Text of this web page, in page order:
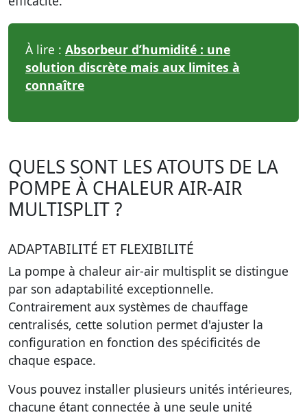
À lire : Absorbeur d’humidité : une
solution discrète mais aux limites à
connaître
QUELS SONT LES ATOUTS DE LA
POMPE À CHALEUR AIR-AIR
MULTISPLIT ?
ADAPTABILITÉ ET FLEXIBILITÉ
La pompe à chaleur air-air multisplit se distingue
par son adaptabilité exceptionnelle.
Contrairement aux systèmes de chauffage
centralisés, cette solution permet d'ajuster la
configuration en fonction des spécificités de
chaque espace.
Vous pouvez installer plusieurs unités intérieures,
chacune étant connectée à une seule unité